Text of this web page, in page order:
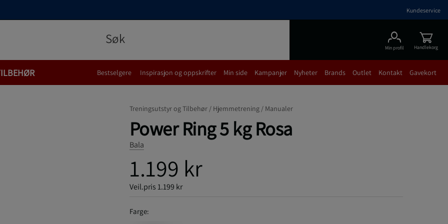
Kundeservice
Min profil Handlekorg
Bestselgere Inspirasjon og oppskrifter Min side Kampanjer Nyheter Brands Outlet Kontakt Gavekort
Treningsutstyr og Tilbehør / Hjemmetrening / Manualer
Power Ring 5 kg Rosa
Bala
1.199 kr
Veil.pris1.199 kr
Farge: